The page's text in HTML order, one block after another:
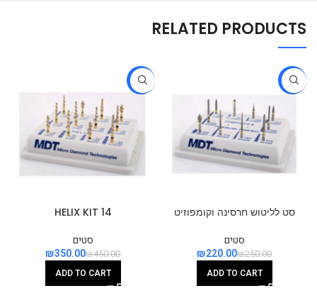
RELATED PRODUCTS
-12%
סט לליטוש חרסינה וקומפוזיט
finishing KIT 06
סטים
₪250.00
₪220.00
ADD TO CART
-22%
HELIX KIT 14
סטים
₪450.00
₪350.00
ADD TO CART